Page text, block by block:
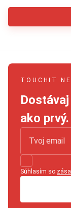
TOUCHIT
ako prvý.
Súhlasím so